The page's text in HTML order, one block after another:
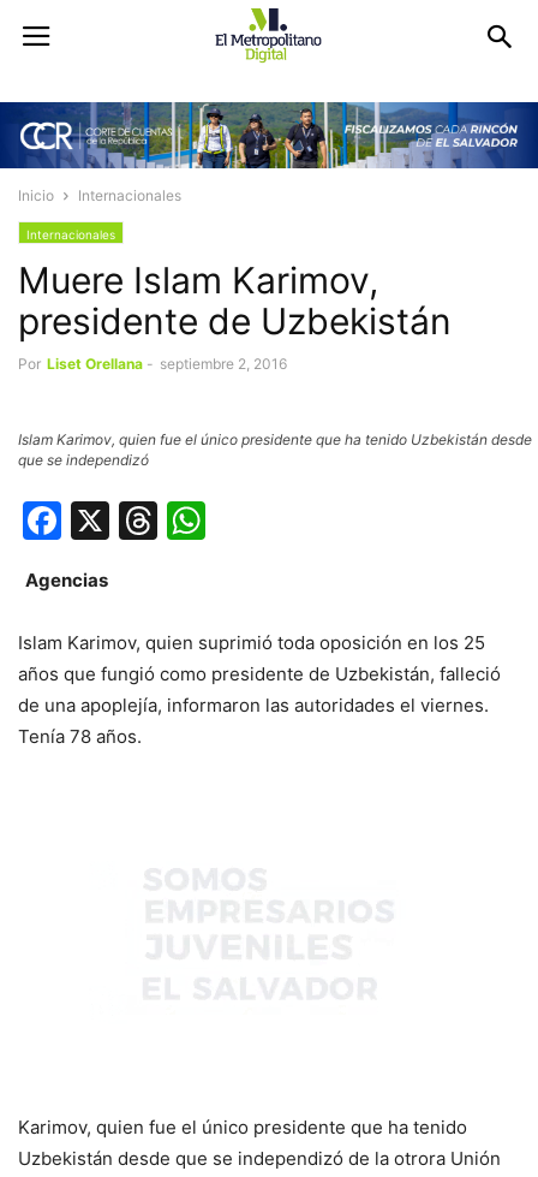
Inicio Internacionales
Internacionales
Muere Islam Karimov,
presidente de Uzbekistán
Por Liset Orellana - septiembre 2, 2016
Islam Karimov, quien fue el único presidente que ha tenido Uzbekistán desde
que se independizó
Facebook
X Threads
Agencias
Islam Karimov, quien suprimió toda oposición en los 25
años que fungió como presidente de Uzbekistán, falleció
de una apoplejía, informaron las autoridades el viernes.
Tenía 78 años.
Karimov, quien fue el único presidente que ha tenido
Uzbekistán desde que se independizó de la otrora Unión